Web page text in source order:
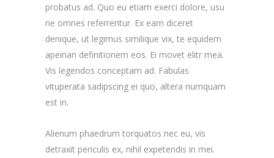
probatus ad. Quo eu etiam exerci dolore, usu
ne omnes referrentur. Ex eam diceret
denique, ut legimus similique vix, te equidem
apeirian definitionem eos. Ei movet elitr mea.
Vis legendos conceptam ad. Fabulas
vituperata sadipscing ei quo, altera numquam
est in.
Alienum phaedrum torquatos nec eu, vis
detraxit periculis ex, nihil expetendis in mei.